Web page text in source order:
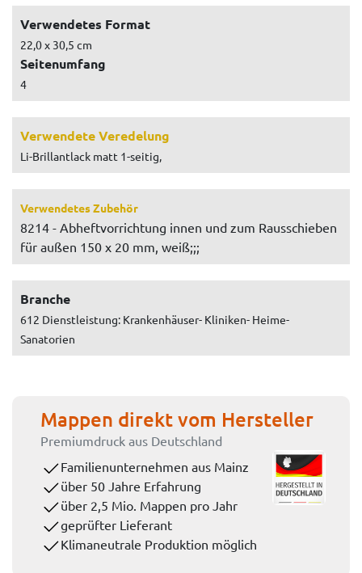
Verwendetes Format
22,0 x 30,5 cm
Seitenumfang
4
Verwendete Veredelung
Li-Brillantlack matt 1-seitig,
Verwendetes Zubehör
8214 - Abheftvorrichtung innen und zum Rausschieben
für außen 150 x 20 mm, weiß;;;
Branche
612 Dienstleistung: Krankenhäuser- Kliniken- Heime-
Sanatorien
Mappen direkt vom Hersteller
Premiumdruck aus Deutschland
Familienunternehmen aus Mainz
über 50 Jahre Erfahrung
über 2,5 Mio. Mappen pro Jahr
geprüfter Lieferant
Klimaneutrale Produktion möglich